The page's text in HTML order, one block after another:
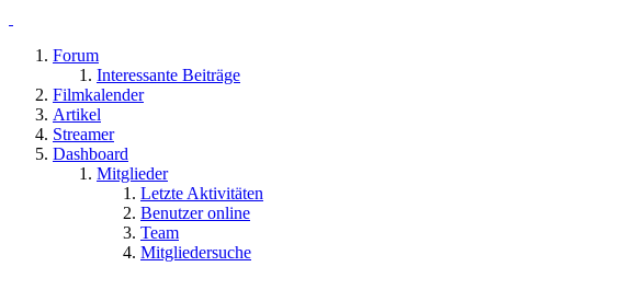
Forum
Interessante Beiträge
Filmkalender
Artikel
Streamer
Dashboard
Mitglieder
Letzte Aktivitäten
Benutzer online
Team
Mitgliedersuche